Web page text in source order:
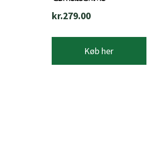
kr.279.00
Køb her